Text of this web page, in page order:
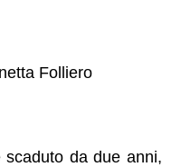
Folliero
da due anni,